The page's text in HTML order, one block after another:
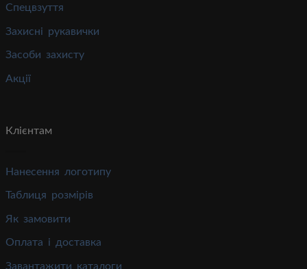
Спецвзуття
Захисні рукавички
Засоби захисту
Акції
Клієнтам
Нанесення логотипу
Таблиця розмірів
Як замовити
Оплата і доставка
Завантажити каталоги